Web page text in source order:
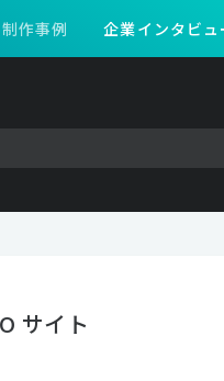
制作事例 企業インタビュ
サイト